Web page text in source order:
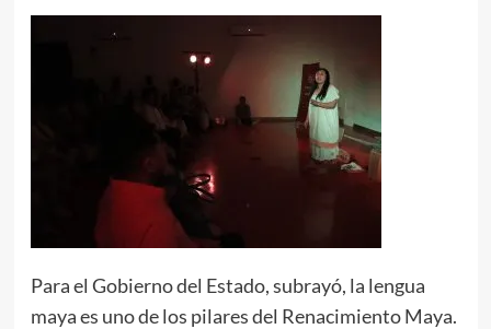
Para el Gobierno del Estado, subrayó, la lengua
maya es uno de los pilares del Renacimiento Maya.